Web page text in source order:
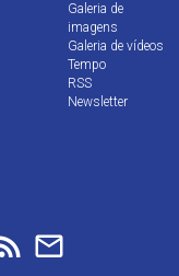
Galeria de
imagens
Galeria de vídeos
Tempo
RSS
Newsletter